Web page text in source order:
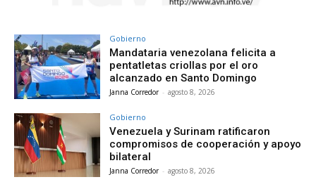
Gobierno
Mandataria venezolana felicita a
pentatletas criollas por el oro
alcanzado en Santo Domingo
Janna Corredor - agosto 8, 2026
Gobierno
Venezuela y Surinam ratificaron
compromisos de cooperación y apoyo
bilateral
Janna Corredor - agosto 8, 2026